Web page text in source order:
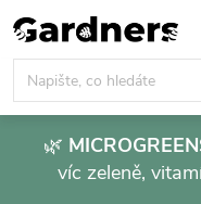
Přejít
na
obsah
🌿
víc zeleně,